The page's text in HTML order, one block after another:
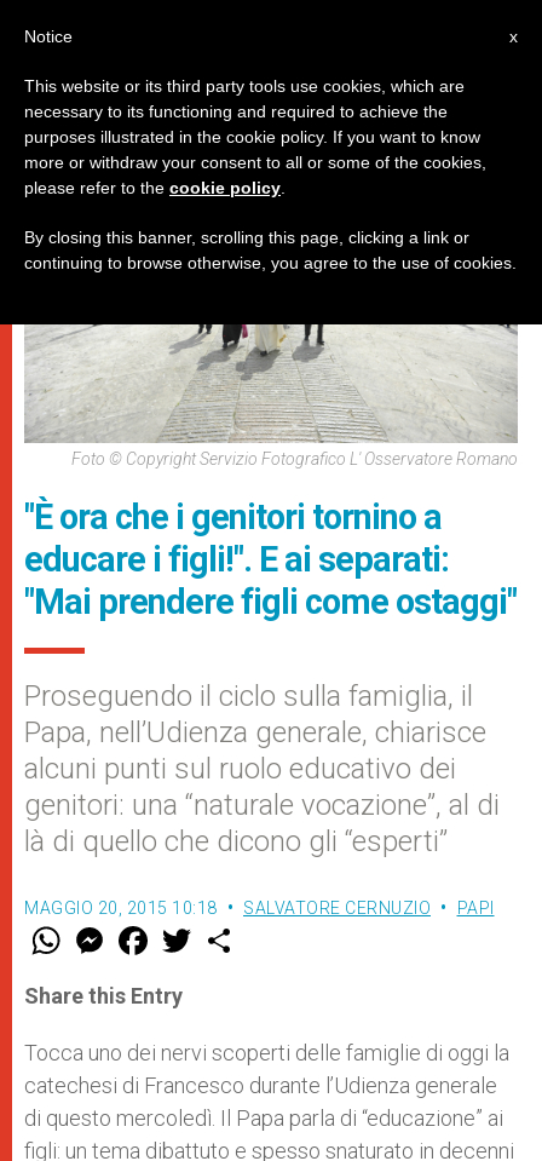
PAPI
Foto © Copyright Servizio Fotografico L' Osservatore Romano
"È ora che i genitori tornino a
educare i figli!". E ai separati:
"Mai prendere figli come ostaggi"
Proseguendo il ciclo sulla famiglia, il
Papa, nell’Udienza generale, chiarisce
alcuni punti sul ruolo educativo dei
genitori: una “naturale vocazione”, al di
là di quello che dicono gli “esperti”
MAGGIO 20, 2015 10:18 SALVATORE CERNUZIO PAPI
W
t
s
p
p
M
e
s
e
g
e
r
F
a
e
b
o
k
w
r
Share this Entry
Tocca uno dei nervi scoperti delle famiglie di oggi la
catechesi di Francesco durante l’Udienza generale
di questo mercoledì. Il Papa parla di “educazione” ai
figli: un tema dibattuto e spesso snaturato in decenni
x
Notice
This website or its third party tools use cookies, which are
necessary to its functioning and required to achieve the
purposes illustrated in the cookie policy. If you want to know
more or withdraw your consent to all or some of the cookies,
please refer to the cookie policy
By closing this banner, scrolling this page, clicking a link or
continuing to browse otherwise, you agree to the use of cookies.